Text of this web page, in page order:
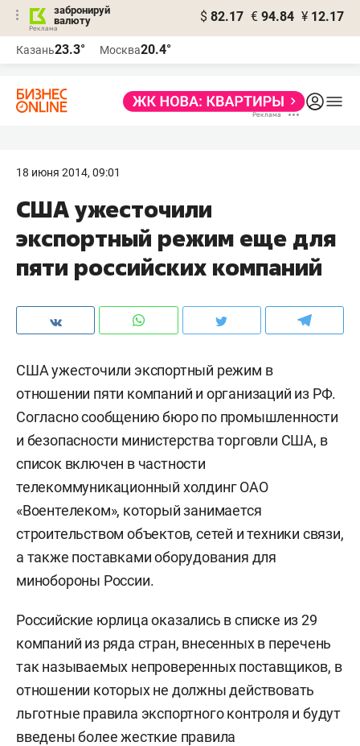
забронируй
валюту
$ 82.17 € 94.84 ¥ 12.17
Казань23.3° Москва20.4°
18 июня 2014, 09:01
США ужесточили
экспортный режим еще для
пяти российских компаний
США ужесточили экспортный режим в
отношении пяти компаний и организаций из РФ.
Согласно сообщению бюро по промышленности
и безопасности министерства торговли США, в
список включен в частности
телекоммуникационный холдинг ОАО
«Воентелеком», который занимается
строительством объектов, сетей и техники связи,
а также поставками оборудования для
минобороны России.
Российские юрлица оказались в списке из 29
компаний из ряда стран, внесенных в перечень
так называемых непроверенных поставщиков, в
отношении которых не должны действовать
льготные правила экспортного контроля и будут
введены более жесткие правила